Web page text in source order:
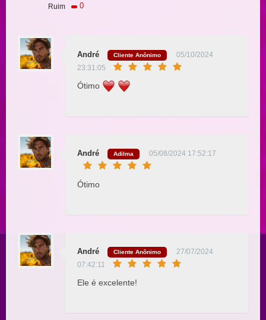
Ruim 0
André Cliente Anônimo
05/10/2024
23:31:05
Ótimo
André Adilma 05/08/2024 17:52:17
Ótimo
André Cliente Anônimo
27/07/2024
07:42:11
Ele é excelente!